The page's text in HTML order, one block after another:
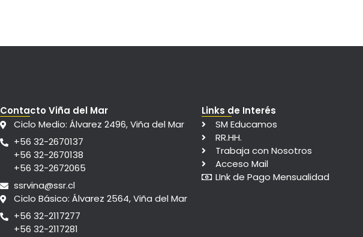
Contacto Viña del Mar
Ciclo Medio: Álvarez 2496, Viña del Mar
+56 32-2670137
+56 32-2670138
+56 32-2672065
ssrvina@ssr.cl
Ciclo Básico: Álvarez 2564, Viña del Mar
+56 32-2117277
+56 32-2117281
Links de Interés
SM Educamos
RR.HH.
Trabaja con Nosotros
Acceso Mail
LInk de Pago Mensualidad